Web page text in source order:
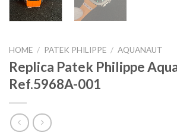
HOME / PATEK PHILIPPE / AQUANAUT
Replica Patek Philippe
Ref.5968A-001